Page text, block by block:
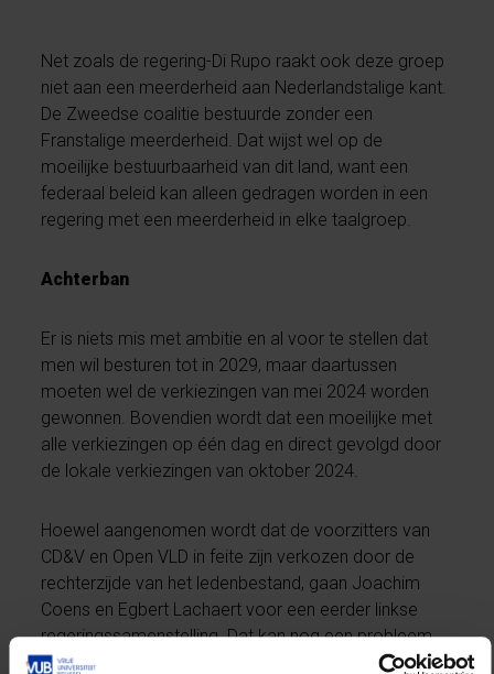
Net zoals de regering-Di Rupo raakt ook deze groep
niet aan een meerderheid aan Nederlandstalige kant.
De Zweedse coalitie bestuurde zonder een
Franstalige meerderheid. Dat wijst wel op de
moeilijke bestuurbaarheid van dit land, want een
federaal beleid kan alleen gedragen worden in een
regering met een meerderheid in elke taalgroep.
Achterban
Er is niets mis met ambitie en al voor te stellen dat
men wil besturen tot in 2029, maar daartussen
moeten wel de verkiezingen van mei 2024 worden
gewonnen. Bovendien wordt dat een moeilijke met
alle verkiezingen op één dag en direct gevolgd door
de lokale verkiezingen van oktober 2024.
Hoewel aangenomen wordt dat de voorzitters van
CD&V en Open VLD in feite zijn verkozen door de
rechterzijde van het ledenbestand, gaan Joachim
Coens en Egbert Lachaert voor een eerder linkse
regeringssamenstelling. Dat kan nog een probleem
geven voor beiden ten aanzien van hun functie van